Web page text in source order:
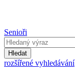
Senioři
Hledat
rozšířené vyhledávání